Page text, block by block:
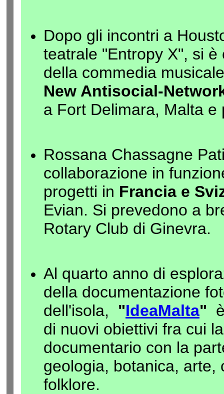
Dopo gli incontri a
teatrale "Entropy X", si
della commedia
New Antisocial-
a Fort Delimara, Malta
Rossana Chassagne
collaborazione in
progetti in Francia e
Evian. Si prevedono a
Rotary Club di Ginevra.
Al quarto anno di
della documentazione
dell'isola, "IdeaMalta"
di nuovi obiettivi fra cui
documentario con la
geologia, botanica, arte,
folklore.